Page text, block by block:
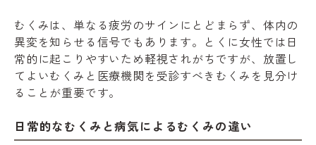
むくみは、単なる疲労のサインにとどまらず、体内の
異変を知らせる信号でもあります。とくに女性では日
常的に起こりやすいため軽視されがちですが、放置し
てよいむくみと医療機関を受診すべきむくみを見分け
ることが重要です。
日常的なむくみと病気によるむくみの違い